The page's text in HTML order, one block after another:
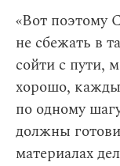
«Вот поэтому
не сбежать в
сойти с пути,
хорошо,
по одному
должны
материалах